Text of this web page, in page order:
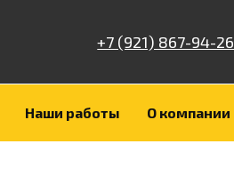
+7 (921) 867-94-26
Наши работы О компании